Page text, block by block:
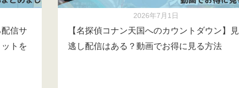
信サ
トを
2026年7月1日
【名探偵コナン天国へのカウントダウン】見
逃し配信はある？動画でお得に見る方法